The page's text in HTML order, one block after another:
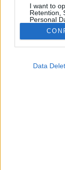
I want to
Retention,
Personal
Purposes
Opted Out
I want to
Data